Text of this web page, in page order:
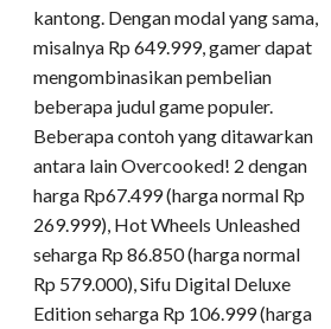
kantong. Dengan modal yang sama,
misalnya Rp 649.999, gamer dapat
mengombinasikan pembelian
beberapa judul game populer.
Beberapa contoh yang ditawarkan
antara lain Overcooked! 2 dengan
harga Rp67.499 (harga normal Rp
269.999), Hot Wheels Unleashed
seharga Rp 86.850 (harga normal
Rp 579.000), Sifu Digital Deluxe
Edition seharga Rp 106.999 (harga